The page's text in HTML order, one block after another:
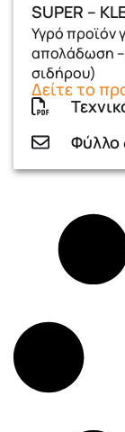
SUPER –
Υγρό προϊόν
απολάδωση
σιδήρου)
Δείτε το
Φύλλο